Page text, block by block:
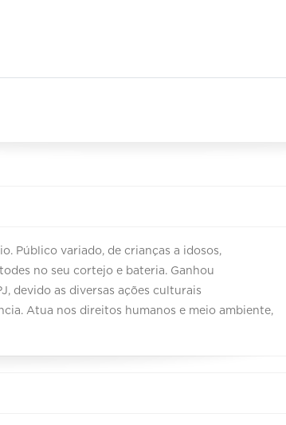
Público variado, de crianças a idosos,
no seu cortejo e bateria. Ganhou
devido as diversas ações culturais
Atua nos direitos humanos e meio ambiente,